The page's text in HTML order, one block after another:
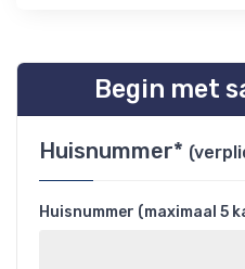
Begin met
Huisnummer*
Huisnummer (maximaal 5